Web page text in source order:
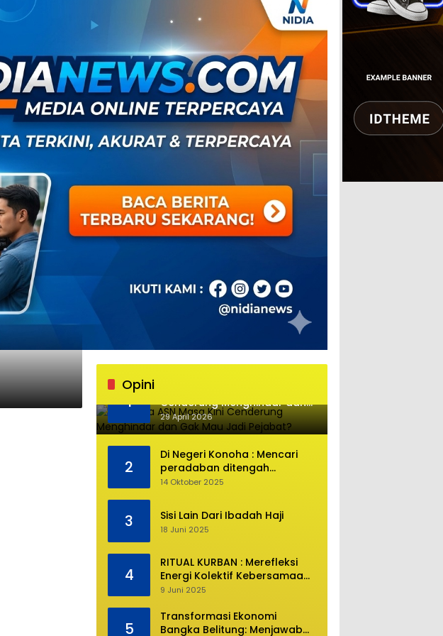
Opini
1
Cenderung Menghindar dan
Gak Mau Jadi Pejabat?
29 April 2026
2
Di Negeri Konoha : Mencari
peradaban ditengah
kekosongan pendidikan
14 Oktober 2025
3 Sisi Lain Dari Ibadah Haji
18 Juni 2025
4
RITUAL KURBAN : Merefleksi
Energi Kolektif Kebersamaan
dan Mengeliminasi Sifat
9 Juni 2025
5
Transformasi Ekonomi
Bangka Belitung: Menjawab